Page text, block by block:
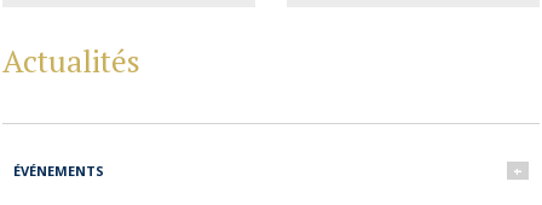
Actualités
ÉVÉNEMENTS +